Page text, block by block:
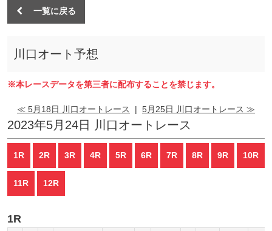
一覧に戻る
川口オート予想
※本レースデータを第三者に配布することを禁じます。
≪ 5月18日 川口オートレース | 5月25日 川口オートレース ≫
2023年5月24日 川口オートレース
1R 2R 3R 4R 5R 6R 7R 8R 9R 10R
11R 12R
1R